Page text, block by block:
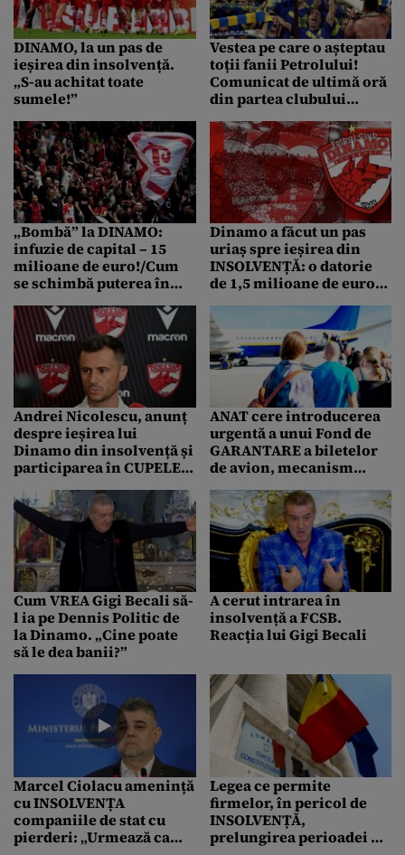
DINAMO, la un pas de
ieșirea din insolvență.
„S-au achitat toate
sumele!”
Vestea pe care o așteptau
toții fanii Petrolului!
Comunicat de ultimă oră
din partea clubului
„Bombă” la DINAMO:
infuzie de capital – 15
milioane de euro!/Cum
se schimbă puterea în
insolvență
Dinamo a făcut un pas
uriaș spre ieșirea din
INSOLVENȚĂ: o datorie
de 1,5 milioane de euro,
vot!
Andrei Nicolescu, anunț
despre ieșirea lui
Dinamo din insolvență și
participarea în CUPELE
cu toată documentația
necesară”
ANAT cere introducerea
urgentă a unui Fond de
GARANTARE a biletelor
de avion, mecanism
față de insolvența
companiilor aeriene
Cum VREA Gigi Becali să-
l ia pe Dennis Politic de
la Dinamo. „Cine poate
să le dea banii?”
A cerut intrarea în
insolvență a FCSB.
Reacția lui Gigi Becali
Marcel Ciolacu amenință
cu INSOLVENȚA
companiile de stat cu
pierderi: „Urmează ca
Legea ce permite
firmelor, în pericol de
INSOLVENȚĂ,
prelungirea perioadei de